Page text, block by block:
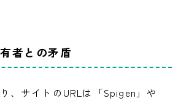
者との矛盾
、サイトのURLは「Spigen」や